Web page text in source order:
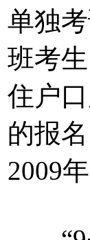
单独
班考
住户
的报
2009